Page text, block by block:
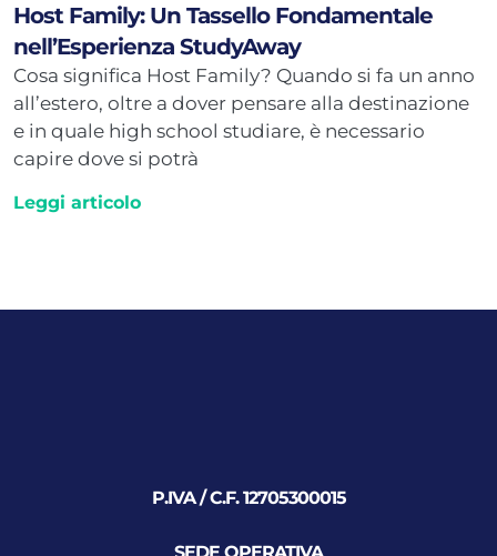
Host Family: Un Tassello Fondamentale
nell’Esperienza StudyAway
Cosa significa Host Family? Quando si fa un anno
all’estero, oltre a dover pensare alla destinazione
e in quale high school studiare, è necessario
capire dove si potrà
Leggi articolo
P.IVA / C.F. 12705300015